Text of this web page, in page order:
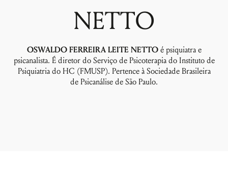
NETTO
OSWALDO FERREIRA LEITE NETTOé psiquiatra e
psicanalista. É diretor do Serviço de Psicoterapia do Instituto de
Psiquiatria do HC (FMUSP). Pertence à Sociedade Brasileira
de Psicanálise de São Paulo.